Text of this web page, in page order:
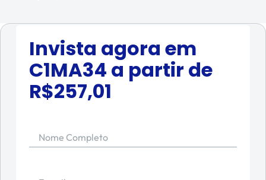
Invista agora em
C1MA34 a partir de
R$257,01
Nome Completo